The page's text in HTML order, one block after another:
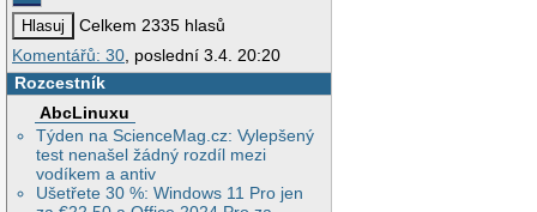
Celkem 2335 hlasů
Komentářů: 30, poslední 3.4. 20:20
Rozcestník
AbcLinuxu
Týden na ScienceMag.cz: Vylepšený
test nenašel žádný rozdíl mezi
vodíkem a antiv
Ušetřete 30 %: Windows 11 Pro jen